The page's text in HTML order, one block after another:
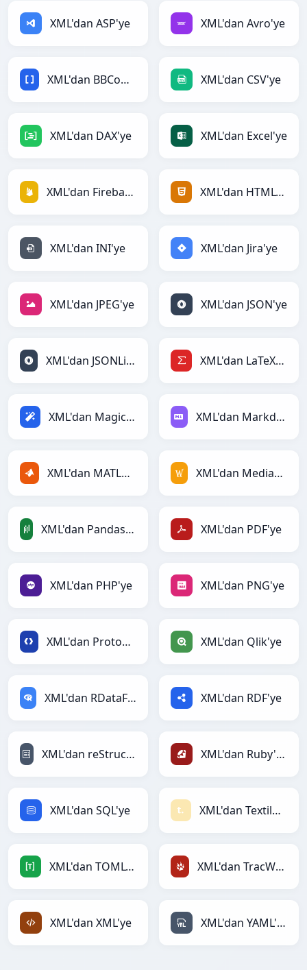
XML'dan ASP'ye XML'dan Avro'ye
XML'dan BBCode'ye XML'dan CSV'ye
XML'dan DAX'ye XML'dan Excel'ye
XML'dan Firebase'ye XML'dan HTML'ye
XML'dan INI'ye XML'dan Jira'ye
XML'dan JPEG'ye XML'dan JSON'ye
XML'dan JSONLines'ye XML'dan LaTeX'ye
XML'dan Magic'ye XML'dan Markdown'ye
XML'dan MATLAB'ye XML'dan MediaWiki'ye
XML'dan PandasDataFrame'ye XML'dan PDF'ye
XML'dan PHP'ye XML'dan PNG'ye
XML'dan Protobuf'ye XML'dan Qlik'ye
XML'dan RDataFrame'ye XML'dan RDF'ye
XML'dan reStructuredText'ye XML'dan Ruby'ye
XML'dan SQL'ye XML'dan Textile'ye
XML'dan TOML'ye XML'dan TracWiki'ye
XML'dan XML'ye XML'dan YAML'ye